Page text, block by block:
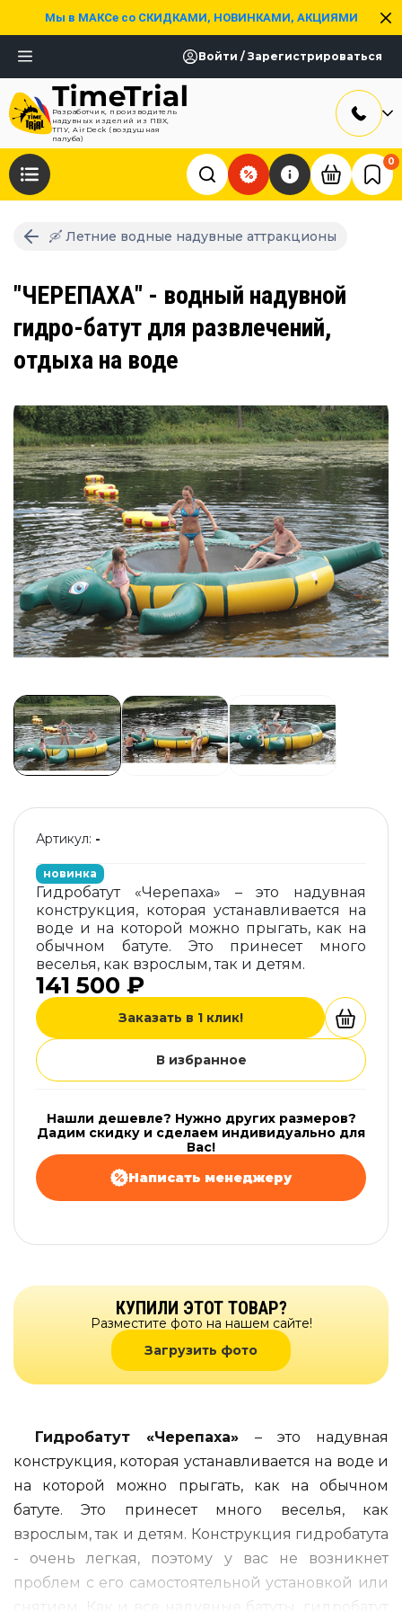
Мы в МАКСе со СКИДКАМИ, НОВИНКАМИ, АКЦИЯМИ
Войти / Зарегистрироваться
Разработчик, производитель
надувных изделий из ПВХ,
ТПУ, AirDeck (воздушная
палуба)
0
🛶 Летние водные надувные аттракционы
"ЧЕРЕПАХА" - водный надувной
гидро-батут для развлечений,
отдыха на воде
Артикул: -
новинка
Гидробатут «Черепаха» – это надувная
конструкция, которая устанавливается на
воде и на которой можно прыгать, как на
обычном батуте. Это принесет много
веселья, как взрослым, так и детям.
141 500 ₽
Заказать в 1 клик!
В избранное
Нашли дешевле? Нужно других размеров?
Дадим скидку и сделаем индивидуально для
Вас!
Написать менеджеру
КУПИЛИ ЭТОТ ТОВАР?
Разместите фото на нашем сайте!
Загрузить фото
Гидробатут «Черепаха» – это надувная
конструкция, которая устанавливается на воде и
на которой можно прыгать, как на обычном
батуте. Это принесет много веселья, как
взрослым, так и детям. Конструкция гидробатута
- очень легкая, поэтому у вас не возникнет
проблем с его самостоятельной установкой или
снятием. Как и все надувные батуты, гидробатут